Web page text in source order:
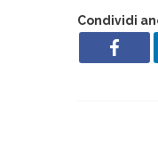
Condividi